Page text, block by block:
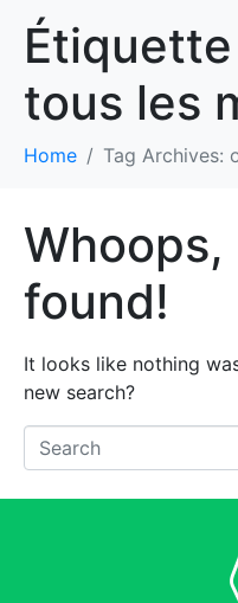
tous les
Home Tag Archives:
found!
It looks like nothing
new search?